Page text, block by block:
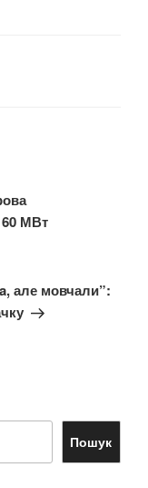
60 МВт
але мовчали”:
Пошук